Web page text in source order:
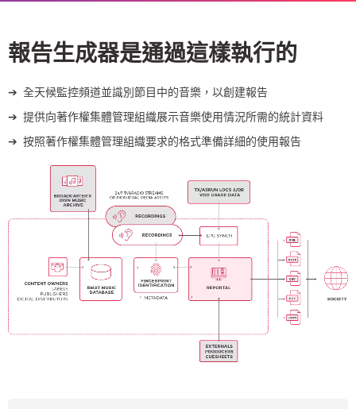
報告生成器是通過這樣執行的
全天候監控頻道並識別節目中的音樂，以創建報告
提供向著作權集體管理組織展示音樂使用情況所需的統計資料
按照著作權集體管理組織要求的格式準備詳細的使用報告